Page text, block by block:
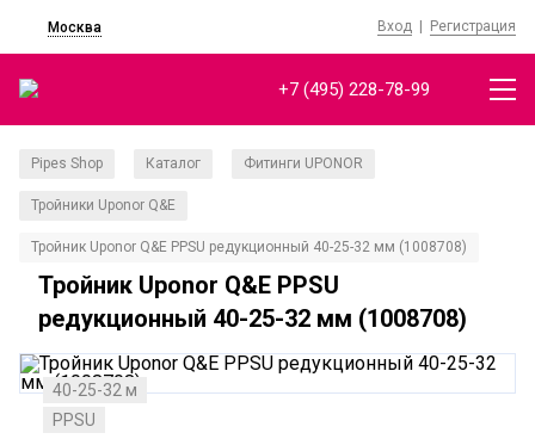
Москва Вход | Регистрация
+7 (495) 228-78-99
Pipes Shop Каталог Фитинги UPONOR
Тройники Uponor Q&E
Тройник Uponor Q&E PPSU редукционный 40-25-32 мм (1008708)
Тройник Uponor Q&E PPSU
редукционный 40-25-32 мм (1008708)
40-25-32 м
PPSU